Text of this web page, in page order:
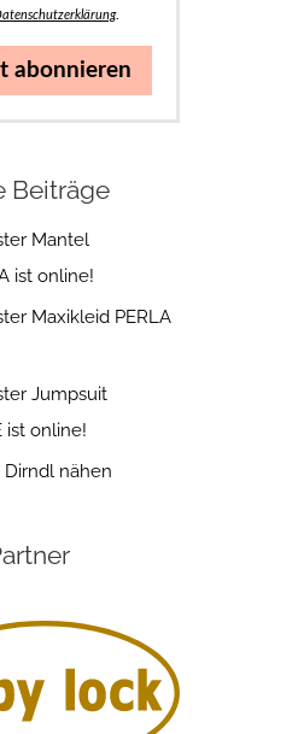
.
abonnieren
Beiträge
Mantel
ist online!
Maxikleid PERLA
Jumpsuit
ist online!
nähen